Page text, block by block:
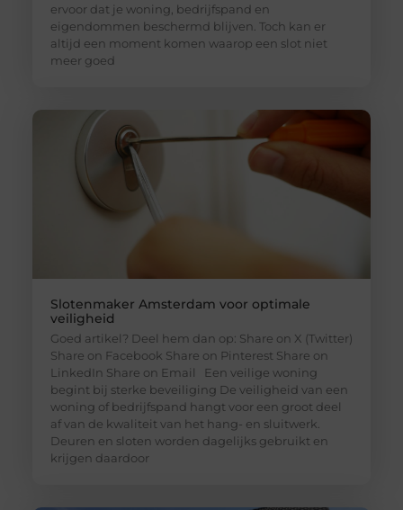
ervoor dat je woning, bedrijfspand en
eigendommen beschermd blijven. Toch kan er
altijd een moment komen waarop een slot niet
meer goed
Slotenmaker Amsterdam voor optimale
veiligheid
Goed artikel? Deel hem dan op: Share on X (Twitter)
Share on Facebook Share on Pinterest Share on
LinkedIn Share on Email Een veilige woning
begint bij sterke beveiliging De veiligheid van een
woning of bedrijfspand hangt voor een groot deel
af van de kwaliteit van het hang- en sluitwerk.
Deuren en sloten worden dagelijks gebruikt en
krijgen daardoor